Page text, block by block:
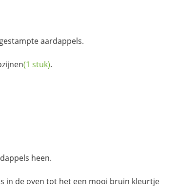
aardappels.
(1 stuk).
heen.
in de oven tot het een mooi bruin kleurtje